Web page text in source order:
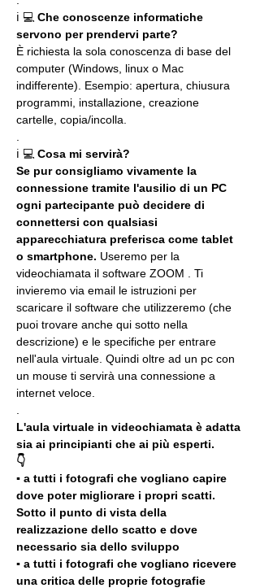
ℹ 💻 Che conoscenze informatiche
servono per prendervi parte?
È richiesta la sola conoscenza di base del
computer (Windows, linux o Mac
indifferente). Esempio: apertura, chiusura
programmi, installazione, creazione
cartelle, copia/incolla.
ℹ 💻 Cosa mi servirà?
Se pur consigliamo vivamente la
connessione tramite l'ausilio di un PC
ogni partecipante può decidere di
connettersi con qualsiasi
apparecchiatura preferisca come tablet
o smartphone. Useremo per la
videochiamata il software ZOOM . Ti
invieremo via email le istruzioni per
scaricare il software che utilizzeremo (che
puoi trovare anche qui sotto nella
descrizione) e le specifiche per entrare
nell'aula virtuale. Quindi oltre ad un pc con
un mouse ti servirà una connessione a
internet veloce.
L'aula virtuale in videochiamata è adatta
sia ai principianti che ai più esperti.
👇
▪️ a tutti i fotografi che vogliano capire
dove poter migliorare i propri scatti.
Sotto il punto di vista della
realizzazione dello scatto e dove
necessario sia dello sviluppo
▪️ a tutti i fotografi che vogliano ricevere
una critica delle proprie fotografie